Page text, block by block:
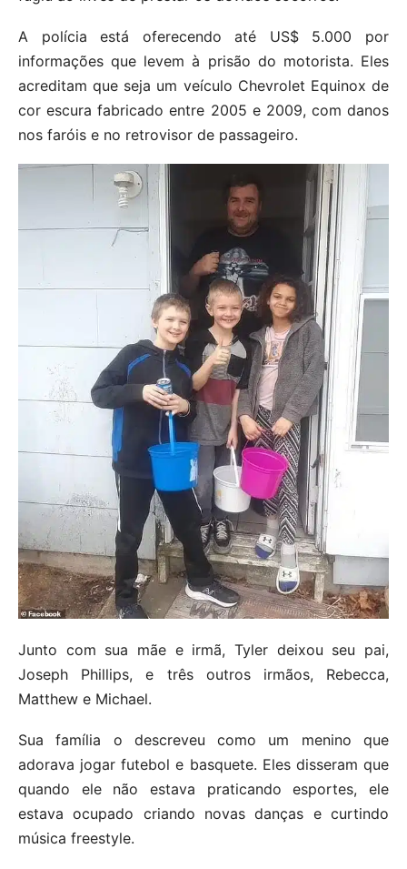
A polícia está oferecendo até US$ 5.000 por
informações que levem à prisão do motorista. Eles
acreditam que seja um veículo Chevrolet Equinox de
cor escura fabricado entre 2005 e 2009, com danos
nos faróis e no retrovisor de passageiro.
Junto com sua mãe e irmã, Tyler deixou seu pai,
Joseph Phillips, e três outros irmãos, Rebecca,
Matthew e Michael.
Sua família o descreveu como um menino que
adorava jogar futebol e basquete. Eles disseram que
quando ele não estava praticando esportes, ele
estava ocupado criando novas danças e curtindo
música freestyle.